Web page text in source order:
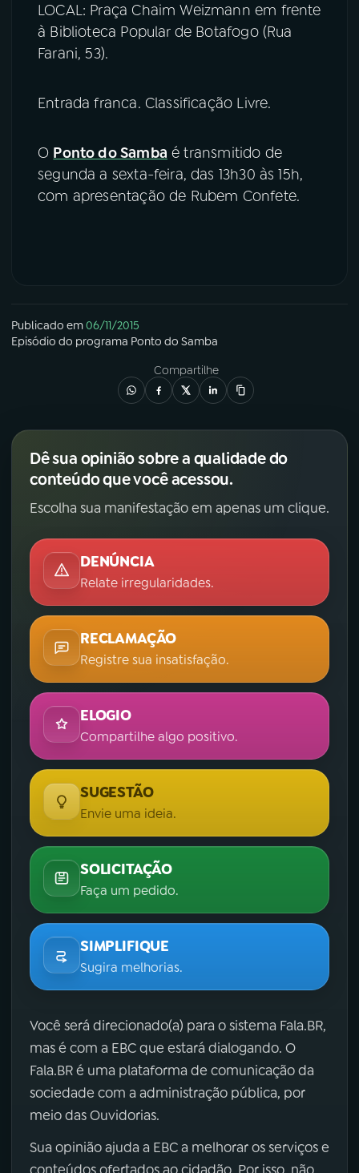
LOCAL: Praça Chaim Weizmann em frente
à Biblioteca Popular de Botafogo (Rua
Farani, 53).
Entrada franca. Classificação Livre.
O Ponto do Samba é transmitido de
segunda a sexta-feira, das 13h30 às 15h,
com apresentação de Rubem Confete.
Publicado em06/11/2015
Episódio do programa Ponto do Samba
Compartilhe
Dê sua opinião sobre a qualidade do
conteúdo que você acessou.
Escolha sua manifestação em apenas um clique.
DENÚNCIA
Relate irregularidades.
RECLAMAÇÃO
Registre sua insatisfação.
ELOGIO
Compartilhe algo positivo.
SUGESTÃO
Envie uma ideia.
SOLICITAÇÃO
Faça um pedido.
SIMPLIFIQUE
Sugira melhorias.
Você será direcionado(a) para o sistema Fala.BR,
mas é com a EBC que estará dialogando. O
Fala.BR é uma plataforma de comunicação da
sociedade com a administração pública, por
meio das Ouvidorias.
Sua opinião ajuda a EBC a melhorar os serviços e